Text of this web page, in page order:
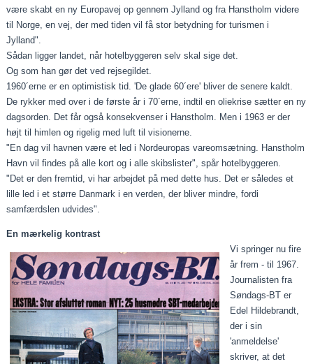
være skabt en ny Europavej op gennem Jylland og fra Hanstholm videre
til Norge, en vej, der med tiden vil få stor betydning for turismen i
Jylland".
Sådan ligger landet, når hotelbyggeren selv skal sige det.
Og som han gør det ved rejsegildet.
1960´erne er en optimistisk tid. 'De glade 60´ere' bliver de senere kaldt.
De rykker med over i de første år i 70´erne, indtil en oliekrise sætter en ny
dagsorden. Det får også konsekvenser i Hanstholm. Men i 1963 er der
højt til himlen og rigelig med luft til visionerne.
"En dag vil havnen være et led i Nordeuropas vareomsætning. Hanstholm
Havn vil findes på alle kort og i alle skibslister", spår hotelbyggeren.
"Det er den fremtid, vi har arbejdet på med dette hus. Det er således et
lille led i et større Danmark i en verden, der bliver mindre, fordi
samfærdslen udvides".
En mærkelig kontrast
Vi springer nu fire
år frem - til 1967.
Journalisten fra
Søndags-BT er
Edel Hildebrandt,
der i sin
'anmeldelse'
skriver, at det